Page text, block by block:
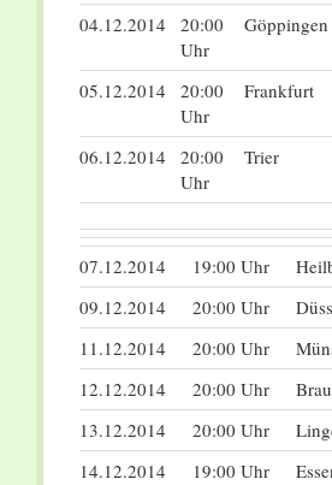
04.12.2014
20:00
Uhr
Göppingen
05.12.2014
20:00
Uhr
Frankfurt
06.12.2014
20:00
Uhr
Trier
07.12.2014 19:00 Uhr
09.12.2014
20:00 Uhr
11.12.2014
20:00 Uhr
12.12.2014
20:00 Uhr
13.12.2014
20:00 Uhr
14.12.2014
19:00 Uhr